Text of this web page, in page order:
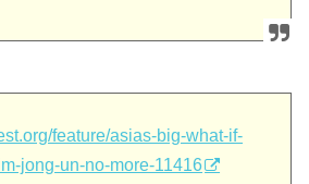
feature/asias-big-what-if-
jong-un-no-more-11416